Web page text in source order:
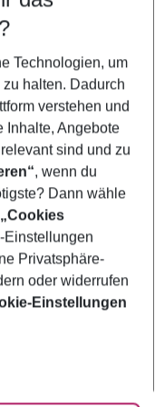
Technologien, um
halten. Dadurch
verstehen und
Inhalte, Angebote
sind und zu
, wenn du
Dann wähle
„Cookies
Einstellungen
Privatsphäre-
oder widerrufen
Einstellungen